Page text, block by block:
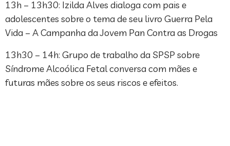
13h – 13h30: Izilda Alves dialoga com pais e
adolescentes sobre o tema de seu livro Guerra Pela
Vida – A Campanha da Jovem Pan Contra as Drogas
13h30 – 14h: Grupo de trabalho da SPSP sobre
Síndrome Alcoólica Fetal conversa com mães e
futuras mães sobre os seus riscos e efeitos.